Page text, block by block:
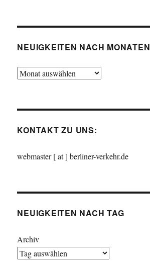
NEUIGKEITEN NACH MONATEN
Neuigkeiten
KONTAKT ZU UNS:
webmaster [ at ] berliner-verkehr.de
NEUIGKEITEN NACH TAG
Archiv